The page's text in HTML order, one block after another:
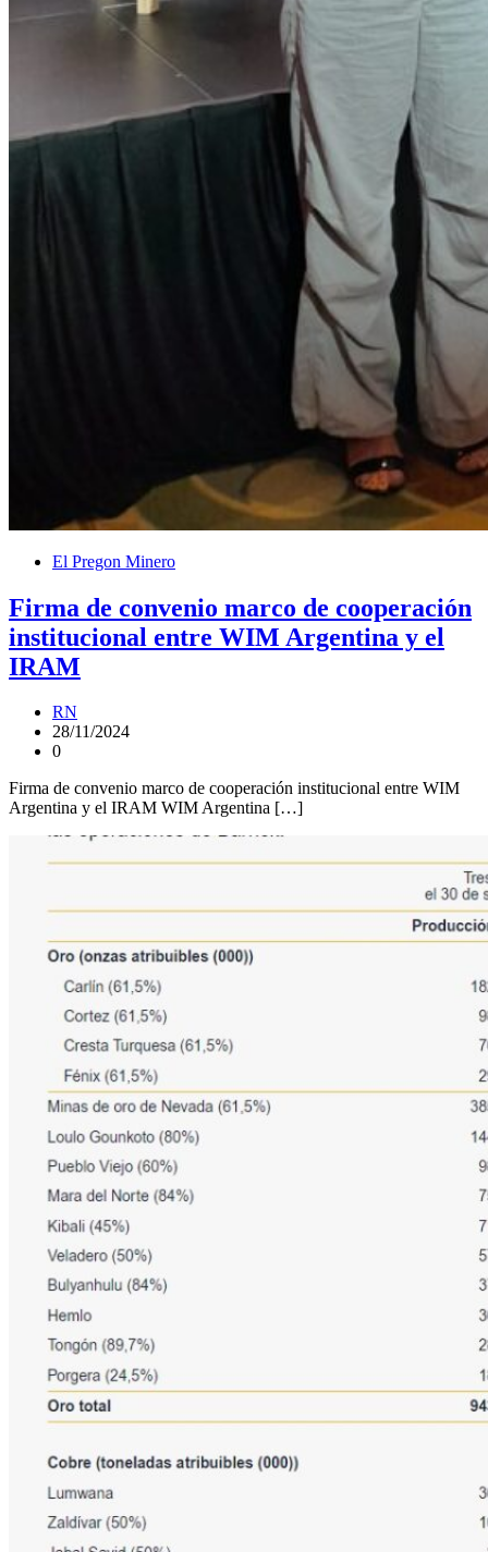
El Pregon Minero
Firma de convenio marco de cooperación
institucional entre WIM Argentina y el
IRAM
RN
28/11/2024
0
Firma de convenio marco de cooperación institucional entre WIM
Argentina y el IRAM WIM Argentina […]